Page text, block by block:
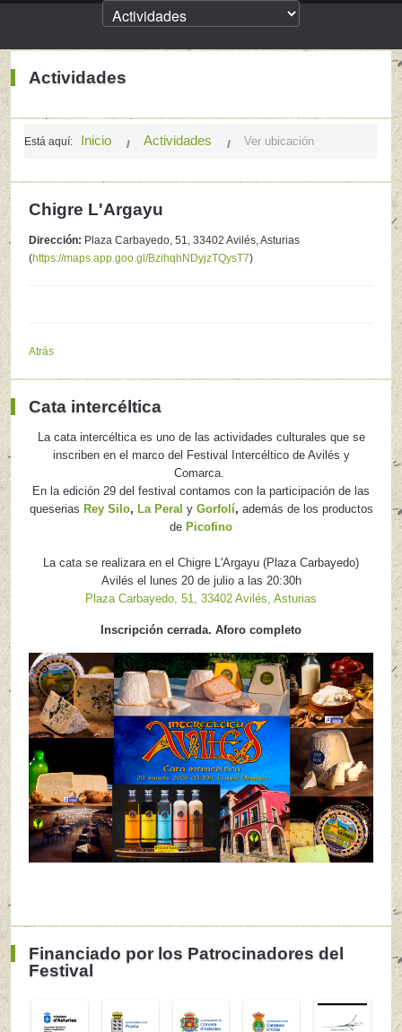
Actividades
Está aquí: Inicio Actividades Ver ubicación
Chigre L'Argayu
Dirección: Plaza Carbayedo, 51, 33402 Avilés, Asturias
(https://maps.app.goo.gl/BzihqhNDyjzTQysT7)
Atrás
Cata intercéltica
La cata intercéltica es uno de las actividades culturales que se
inscriben en el marco del Festival Intercéltico de Avilés y
Comarca.
En la edición 29 del festival contamos con la participación de las
queserias Rey Silo, La Peral y Gorfolí, además de los productos
de Picofino
La cata se realizara en el Chigre L'Argayu (Plaza Carbayedo)
Avilés el lunes 20 de julio a las 20:30h
Plaza Carbayedo, 51, 33402 Avilés, Asturias
Inscripción cerrada. Aforo completo
Financiado por los Patrocinadores del
Festival